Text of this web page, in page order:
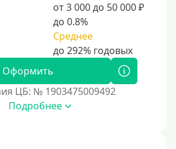
от 3 000 до 50 000 ₽
до 0.8%
Среднее
Оформить
ЦБ: № 1903475009492
Подробнее